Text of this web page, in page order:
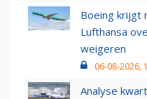
Boeing krijgt
Lufthansa
weigeren
06-08-2026,
Analyse